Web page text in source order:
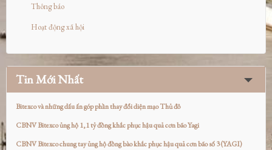
Thông báo
Hoạt động xã hội
Tin Mới Nhất
Bitexco và những dấu ấn góp phần thay đổi diện mạo Thủ đô
CBNV Bitexco ủng hộ 1,1 tỷ đồng khắc phục hậu quả cơn bão Yagi
CBNV Bitexco chung tay ủng hộ đồng bào khắc phục hậu quả cơn bão số 3 (YAGI)